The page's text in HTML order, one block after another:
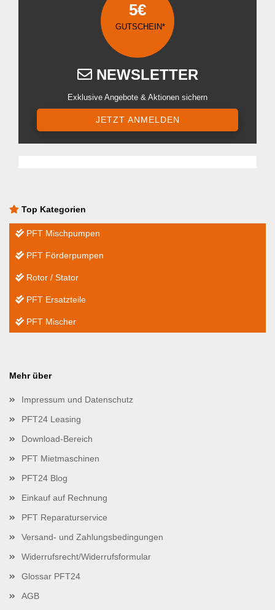
5€
GUTSCHEIN*
NEWSLETTER
Exklusive Angebote & Aktionen sichern
JETZT ANMELDEN
Top Kategorien
PFT Mischpumpen
PFT Förderpumpen
Rotor / Stator
PFT Ersatzteile
PFT Mischer
Mehr über
Impressum und Datenschutz
PFT24 Leasing
Download-Bereich
PFT Mietmaschinen
PFT24 Blog
Einkauf auf Rechnung
PFT Reparaturservice
Versand- und Zahlungsbedingungen
Widerrufsrecht/Widerrufsformular
Glossar PFT24
AGB